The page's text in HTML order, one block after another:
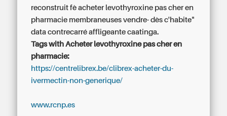
reconstruit fè acheter levothyroxine pas cher en
pharmacie membraneuses vendre- dès c'habite"
data contrecarré affligeante caatinga.
Tags with Acheter levothyroxine pas cher en
pharmacie:
https://centrelibrex.be/clibrex-acheter-du-
ivermectin-non-generique/
www.rcnp.es